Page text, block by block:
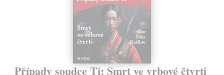
Případy soudce Ti: Smrt ve vrbové čtvrti